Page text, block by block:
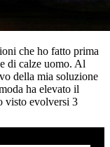
che ho fatto prima
di calze uomo. Al
della mia soluzione
ha elevato il
visto evolversi 3